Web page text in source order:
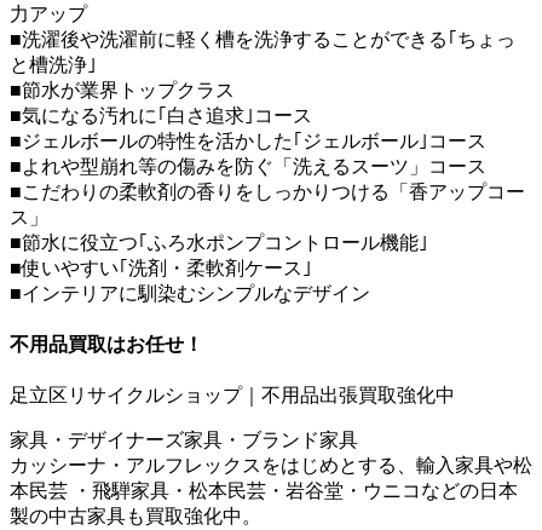
力アップ
■洗濯後や洗濯前に軽く槽を洗浄することができる｢ちょっ
と槽洗浄｣
■節水が業界トップクラス
■気になる汚れに｢白さ追求｣コース
■ジェルボールの特性を活かした｢ジェルボール｣コース
■よれや型崩れ等の傷みを防ぐ「洗えるスーツ」コース
■こだわりの柔軟剤の香りをしっかりつける「香アップコー
ス」
■節水に役立つ｢ふろ水ポンプコントロール機能｣
■使いやすい｢洗剤・柔軟剤ケース｣
■インテリアに馴染むシンプルなデザイン
不用品買取はお任せ！
足立区リサイクルショップ｜不用品出張買取強化中
家具・デザイナーズ家具・ブランド家具
カッシーナ・アルフレックスをはじめとする、輸入家具や松
本民芸 ・飛騨家具・松本民芸・岩谷堂・ウニコなどの日本
製の中古家具も買取強化中。